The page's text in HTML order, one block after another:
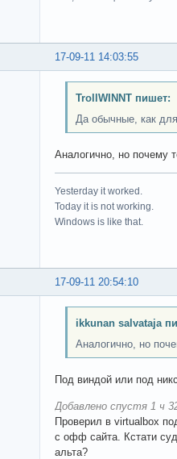
17-09-11 14:03:55
TrollWINNT пишет:
Да обычные, как
Аналогично, но почему
Yesterday it worked.
Today it is not working.
Windows is like that.
17-09-11 20:54:10
ikkunan salvataja
Аналогично, но
Под виндой или под
Добавлено спустя 1 ч
Проверил в virtualbox
с офф сайта. Кстати
альта?